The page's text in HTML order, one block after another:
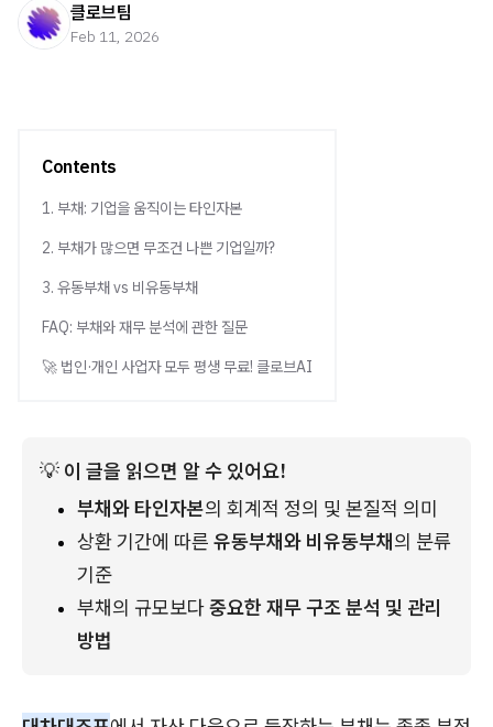
클로브팀
Feb 11, 2026
Contents
1. 부채: 기업을 움직이는 타인자본
2. 부채가 많으면 무조건 나쁜 기업일까?
3. 유동부채 vs 비유동부채
FAQ: 부채와 재무 분석에 관한 질문
🚀 법인·개인 사업자 모두 평생 무료! 클로브AI
💡 이 글을 읽으면 알 수 있어요!
부채와 타인자본의 회계적 정의 및 본질적 의미
상환 기간에 따른 유동부채와 비유동부채의 분류
기준
부채의 규모보다 중요한 재무 구조 분석 및 관리
방법